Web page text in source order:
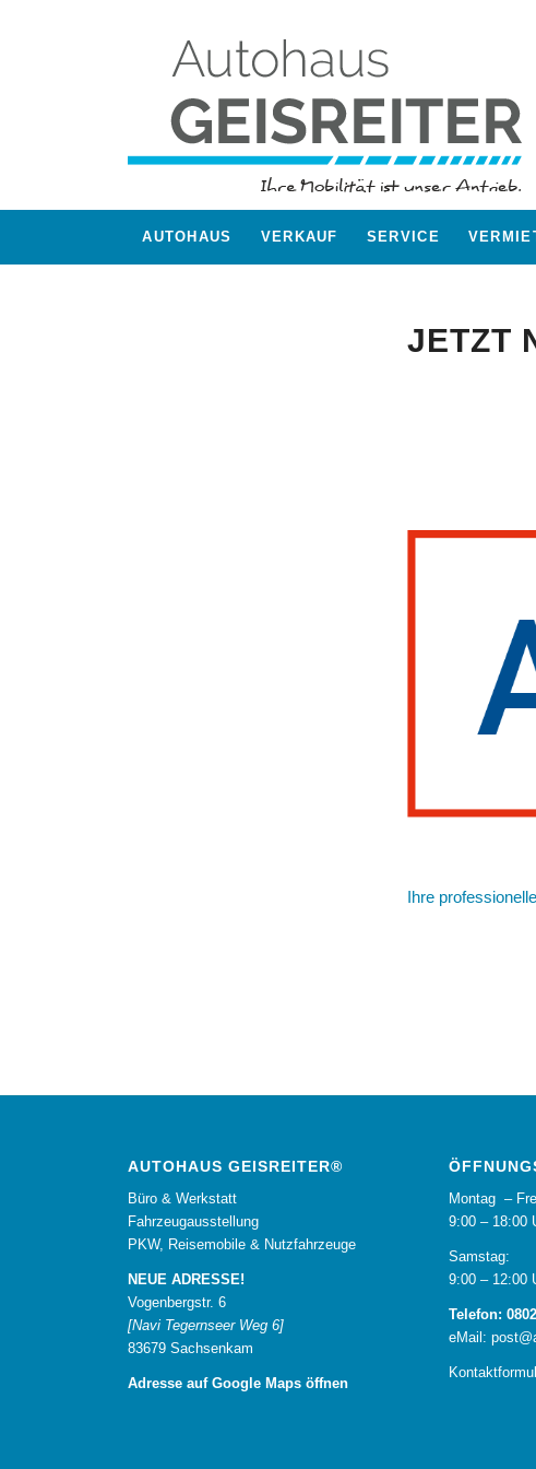
AUTOHAUS VERKAUF SERVICE
JETZT
Ihre
AUTOHAUS GEISREITER®
Büro & Werkstatt
Fahrzeugausstellung
PKW, Reisemobile & Nutzfahrzeuge
NEUE ADRESSE!
Vogenbergstr. 6
[Navi Tegernseer Weg 6]
83679 Sachsenkam
Adresse auf Google Maps öffnen
Montag –
9:00 – 18:00
Samstag:
9:00 – 12:00
Telefon:
eMail: